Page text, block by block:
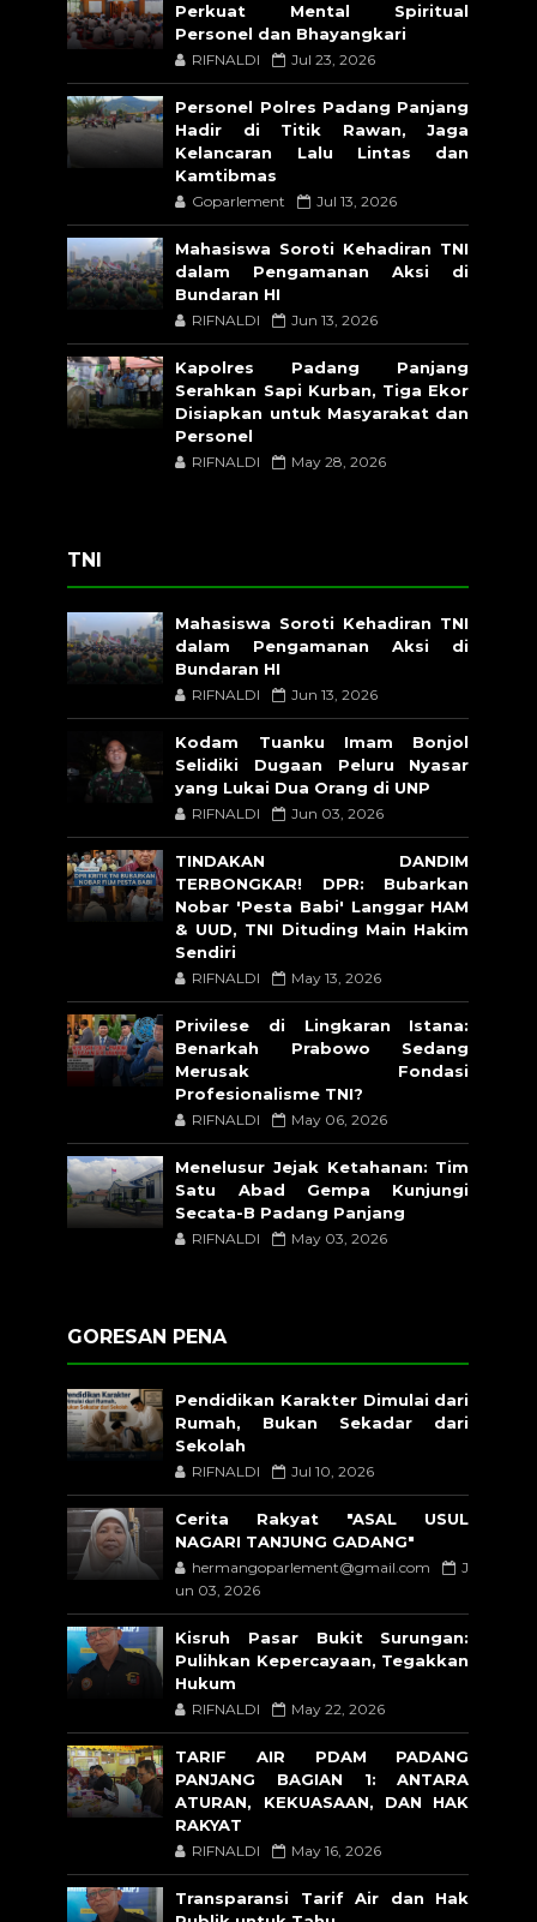
Perkuat Mental Spiritual
Personel dan Bhayangkari
RIFNALDI Jul 23, 2026
Personel Polres Padang Panjang
Hadir di Titik Rawan, Jaga
Kelancaran Lalu Lintas dan
Kamtibmas
Goparlement Jul 13, 2026
Mahasiswa Soroti Kehadiran TNI
dalam Pengamanan Aksi di
Bundaran HI
RIFNALDI Jun 13, 2026
Kapolres Padang Panjang
Serahkan Sapi Kurban, Tiga Ekor
Disiapkan untuk Masyarakat dan
Personel
RIFNALDI May 28, 2026
TNI
Mahasiswa Soroti Kehadiran TNI
dalam Pengamanan Aksi di
Bundaran HI
RIFNALDI Jun 13, 2026
Kodam Tuanku Imam Bonjol
Selidiki Dugaan Peluru Nyasar
yang Lukai Dua Orang di UNP
RIFNALDI Jun 03, 2026
TINDAKAN DANDIM
TERBONGKAR! DPR: Bubarkan
Nobar 'Pesta Babi' Langgar HAM
& UUD, TNI Dituding Main Hakim
Sendiri
RIFNALDI May 13, 2026
Privilese di Lingkaran Istana:
Benarkah Prabowo Sedang
Merusak Fondasi
Profesionalisme TNI?
RIFNALDI May 06, 2026
Menelusur Jejak Ketahanan: Tim
Satu Abad Gempa Kunjungi
Secata-B Padang Panjang
RIFNALDI May 03, 2026
GORESAN PENA
Pendidikan Karakter Dimulai dari
Rumah, Bukan Sekadar dari
Sekolah
RIFNALDI Jul 10, 2026
Cerita Rakyat "ASAL USUL
NAGARI TANJUNG GADANG"
hermangoparlement@gmail.com
J
un 03, 2026
Kisruh Pasar Bukit Surungan:
Pulihkan Kepercayaan, Tegakkan
Hukum
RIFNALDI May 22, 2026
TARIF AIR PDAM PADANG
PANJANG BAGIAN 1: ANTARA
ATURAN, KEKUASAAN, DAN HAK
RAKYAT
RIFNALDI May 16, 2026
Transparansi Tarif Air dan Hak